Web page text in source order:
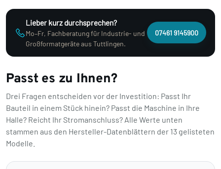
Lieber kurz durchsprechen?
Mo–Fr, Fachberatung für Industrie- und
Großformatgeräte aus Tuttlingen.
07461 9145900
Passt es zu Ihnen?
Drei Fragen entscheiden vor der Investition: Passt Ihr
Bauteil in einem Stück hinein? Passt die Maschine in Ihre
Halle? Reicht Ihr Stromanschluss? Alle Werte unten
stammen aus den Hersteller-Datenblättern der 13 gelisteten
Modelle.